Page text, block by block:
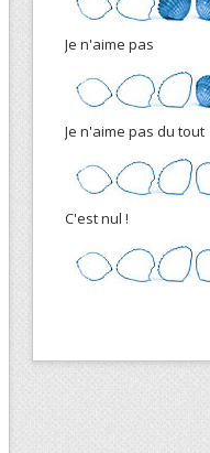
Je n'aime pas
Je n'aime pas du tout
C'est nul !